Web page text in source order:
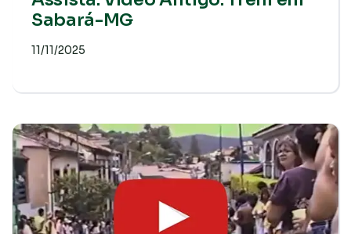
Sabará-MG
11/11/2025